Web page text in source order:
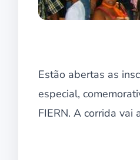
Estão abertas as
especial,
FIERN. A corrida